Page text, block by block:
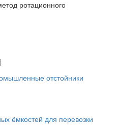
ротационного
отстойники
ёмкостей для перевозки